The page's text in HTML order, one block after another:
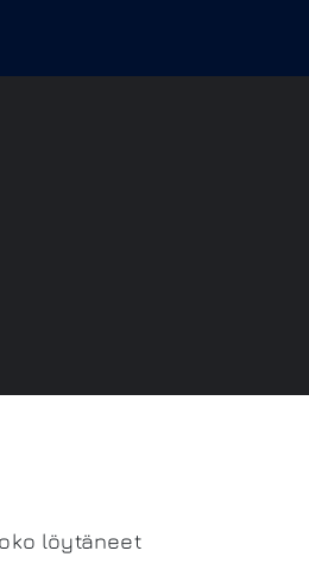
löytäneet